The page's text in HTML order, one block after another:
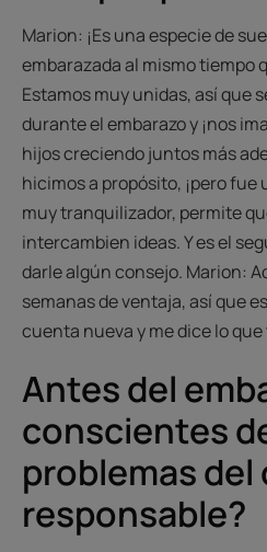
Marion: ¡Es una especie de
embarazada al mismo tiempo
Estamos muy unidas, así que
durante el embarazo y ¡nos
hijos creciendo juntos más
hicimos a propósito, ¡pero fue
muy tranquilizador, permite
intercambien ideas. Y es el
darle algún consejo. Marion:
semanas de ventaja, así que
cuenta nueva y me dice lo
Antes del
conscientes
problemas
responsable?